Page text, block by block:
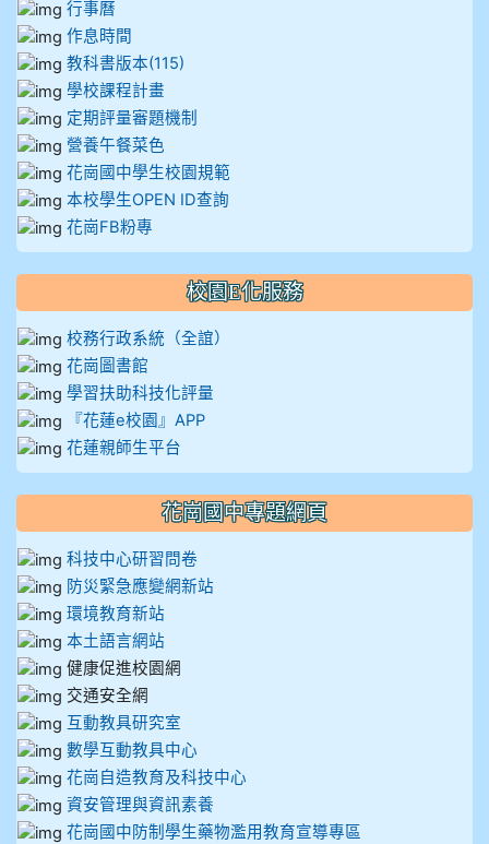
行事曆
作息時間
教科書版本(115)
學校課程計畫
定期評量審題機制
營養午餐菜色
花崗國中學生校園規範
本校學生OPEN ID查詢
花崗FB粉專
校園E化服務
校務行政系統（全誼）
花崗圖書館
學習扶助科技化評量
『花蓮e校園』APP
花蓮親師生平台
花崗國中專題網頁
科技中心研習問卷
防災緊急應變網新站
環境教育新站
本土語言網站
健康促進校園網
交通安全網
互動教具研究室
數學互動教具中心
花崗自造教育及科技中心
資安管理與資訊素養
花崗國中防制學生藥物濫用教育宣導專區